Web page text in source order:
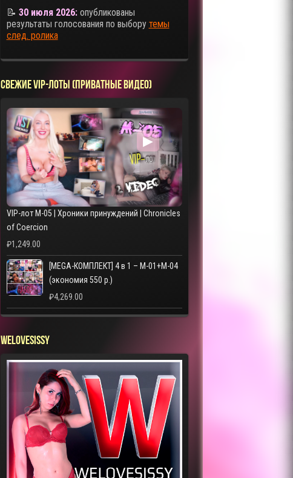
📝 30 июля 2026:опубликованы
результаты голосования по выбору темы
след. ролика
СВЕЖИЕ VIP-ЛОТЫ (ПРИВАТНЫЕ ВИДЕО)
▶
VIP-лот M-05 | Хроники принуждений | Chronicles
of Coercion
₽1,249.00
[MEGA-КОМПЛЕКТ] 4 в 1 – M-01+M-04
(экономия 550 р.)
₽4,269.00
WELOVESISSY